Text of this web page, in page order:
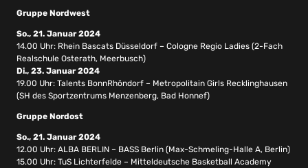
Gruppe Nordwest
So., 21. Januar 2024
14.00 Uhr: Rhein Bascats Düsseldorf – Cologne Regio Ladies (2-Fach
Realschule Osterath, Meerbusch)
Di., 23. Januar 2024
19.00 Uhr: Talents BonnRhöndorf – Metropolitain Girls Recklinghausen
(SH des Sportzentrums Menzenberg, Bad Honnef)
Gruppe Nordost
So., 21. Januar 2024
12.00 Uhr: ALBA BERLIN – BASS Berlin (Max-Schmeling-Halle A, Berlin)
15.00 Uhr: TuS Lichterfelde – Mitteldeutsche Basketball Academy